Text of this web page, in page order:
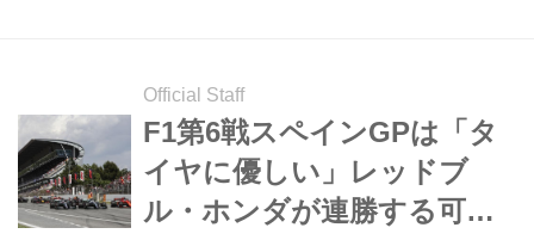
が続いていたレッドブル・ホンダのマ
ックス・フェルスタッペンが、前戦70
周年記念GPでついにメルセデスAMG
を破って快勝。その勢いのまま第6戦
スペインGPにのぞむ。 レッドブル・
Official Staff
F1第6戦スペインGPは「タ
イヤに優しい」レッドブ
ル・ホンダが連勝する可能